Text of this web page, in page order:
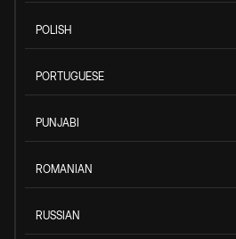
POLISH
PORTUGUESE
PUNJABI
ROMANIAN
RUSSIAN